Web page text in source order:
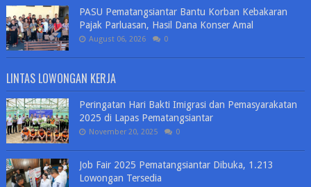
PASU Pematangsiantar Bantu Korban Kebakaran
Pajak Parluasan, Hasil Dana Konser Amal
August 06, 2026 0
LINTAS LOWONGAN KERJA
Peringatan Hari Bakti Imigrasi dan Pemasyarakatan
2025 di Lapas Pematangsiantar
November 20, 2025 0
Job Fair 2025 Pematangsiantar Dibuka, 1.213
Lowongan Tersedia